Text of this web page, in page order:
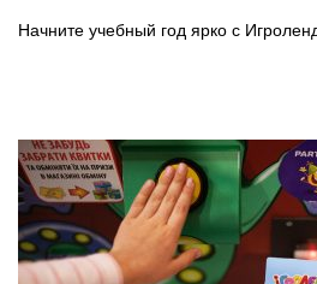
Начните учебный год ярко с